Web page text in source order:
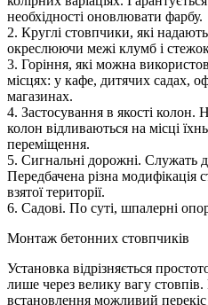
необхідності оновлювати фарбу.
2. Круглі стовпчики, які
окреслюючи межі клумб і
3. Горіння, які можна
місцях: у кафе, дитячих садах,
магазинах.
4. Застосування в якості колон.
колон відливаються на місці
переміщення.
5. Сигнальні дорожні. Служать
Передбачена різна модифікація
взятої території.
6. Садові. По суті, шпалерні
Монтаж бетонних стовпчиків
Установка відрізняється
лише через велику вагу
встановлення можливий перекіс